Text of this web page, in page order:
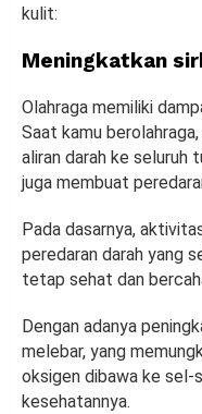
kulit:
Meningkatkan
Olahraga memiliki
Saat kamu
aliran darah ke seluruh
juga membuat
Pada dasarnya,
peredaran darah yang
tetap sehat dan
Dengan adanya
melebar, yang
oksigen dibawa ke sel-
kesehatannya.